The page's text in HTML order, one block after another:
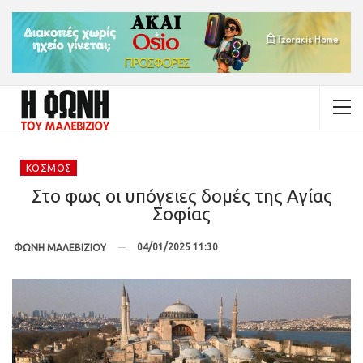
ΚΌΣΜΟΣ
Στο φως οι υπόγειες δομές της Αγίας
Σοφίας
ΦΩΝΗ ΜΑΛΕΒΙΖΙΟΥ 04/01/2025 11:30